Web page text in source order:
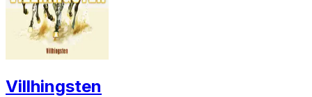
Villhingsten